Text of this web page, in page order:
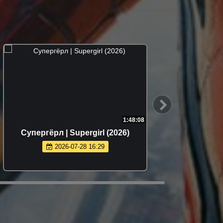
1:48:08
Супергёрл | Supergirl (2026)
2026-07-28 16:29